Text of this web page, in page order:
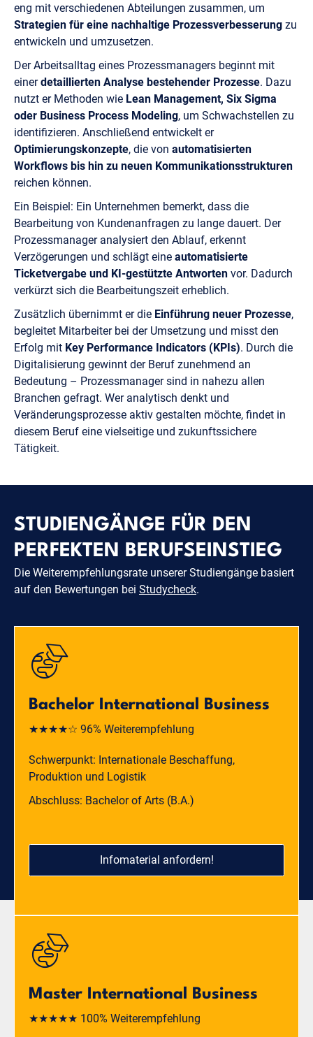
eng mit verschiedenen Abteilungen zusammen, um
Strategien für eine nachhaltige Prozessverbesserung zu
entwickeln und umzusetzen.
Der Arbeitsalltag eines Prozessmanagers beginnt mit
einerdetaillierten Analyse bestehender Prozesse. Dazu
nutzt er Methoden wie Lean Management, Six Sigma
oder Business Process Modeling, um Schwachstellen zu
identifizieren. Anschließend entwickelt er
Optimierungskonzepte, die von automatisierten
Workflows bis hin zu neuen Kommunikationsstrukturen
reichen können.
Ein Beispiel: Ein Unternehmen bemerkt, dass die
Bearbeitung von Kundenanfragen zu lange dauert. Der
Prozessmanager analysiert den Ablauf, erkennt
Verzögerungen und schlägt eine automatisierte
Ticketvergabe und KI-gestützte Antworten vor. Dadurch
verkürzt sich die Bearbeitungszeit erheblich.
Zusätzlich übernimmt er die Einführung neuer Prozesse,
begleitet Mitarbeiter bei der Umsetzung und misst den
Erfolg mit Key Performance Indicators (KPIs). Durch die
Digitalisierung gewinnt der Beruf zunehmend an
Bedeutung – Prozessmanager sind in nahezu allen
Branchen gefragt. Wer analytisch denkt und
Veränderungsprozesse aktiv gestalten möchte, findet in
diesem Beruf eine vielseitige und zukunftssichere
Tätigkeit.
STUDIENGÄNGE FÜR DEN
PERFEKTEN BERUFSEINSTIEG
Die Weiterempfehlungsrate unserer Studiengänge basiert
auf den Bewertungen bei Studycheck.
Bachelor International Business
★★★★☆ 96% Weiterempfehlung
Schwerpunkt: Internationale Beschaffung,
Produktion und Logistik
Abschluss: Bachelor of Arts (B.A.)
Infomaterial anfordern!
Master International Business
★★★★★ 100% Weiterempfehlung